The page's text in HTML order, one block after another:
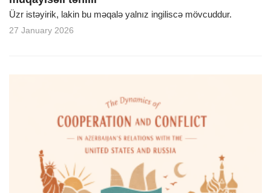
Üzr istəyirik, lakin bu məqalə yalnız ingiliscə mövcuddur.
27 January 2026